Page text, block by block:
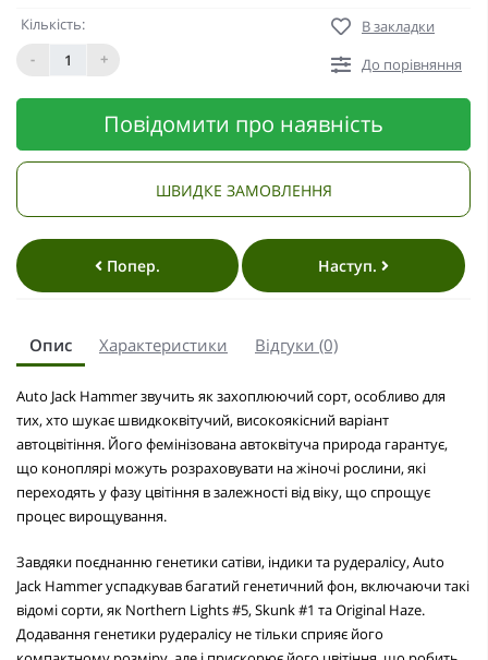
Кількість:
-
+
В закладки
До порівняння
Повідомити про наявність
ШВИДКЕ ЗАМОВЛЕННЯ
Попер. Наступ.
Опис Характеристики Відгуки (0)
Auto Jack Hammer звучить як захоплюючий сорт, особливо для
тих, хто шукає швидкоквітучий, високоякісний варіант
автоцвітіння. Його фемінізована автоквітуча природа гарантує,
що коноплярі можуть розраховувати на жіночі рослини, які
переходять у фазу цвітіння в залежності від віку, що спрощує
процес вирощування.
Завдяки поєднанню генетики сатіви, індики та рудералісу, Auto
Jack Hammer успадкував багатий генетичний фон, включаючи такі
відомі сорти, як Northern Lights #5, Skunk #1 та Original Haze.
Додавання генетики рудералісу не тільки сприяє його